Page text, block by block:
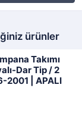
ürünler
Takımı
Dar Tip / 2
2001 | APALI